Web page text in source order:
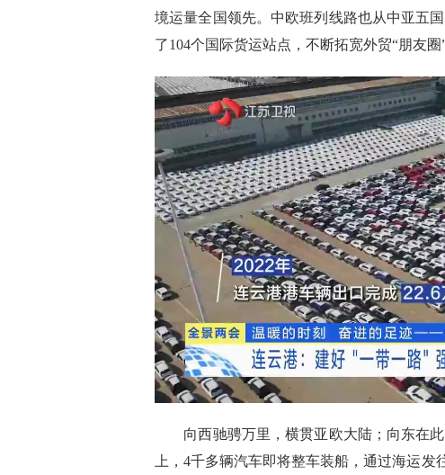
境运量全国领先。中欧班列线路也从中亚五
了104个国际货运站点，不断拓宽外贸“朋友圈”
向西驰骋万里，横贯亚欧大陆；向东在此
上，4千多辆汽车即将整车装船，通过海运